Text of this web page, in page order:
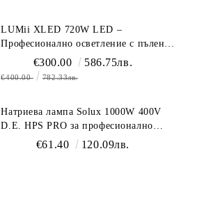
LUMii XLED 720W LED –
Професионално осветление с пълен
спектър (1700 µmol/s)
€300.00 586.75лв.
€400.00 782.33лв.
Натриева лампа Solux 1000W 400V
D.E. HPS PRO за професионално
осветление€61.40 120.09лв.